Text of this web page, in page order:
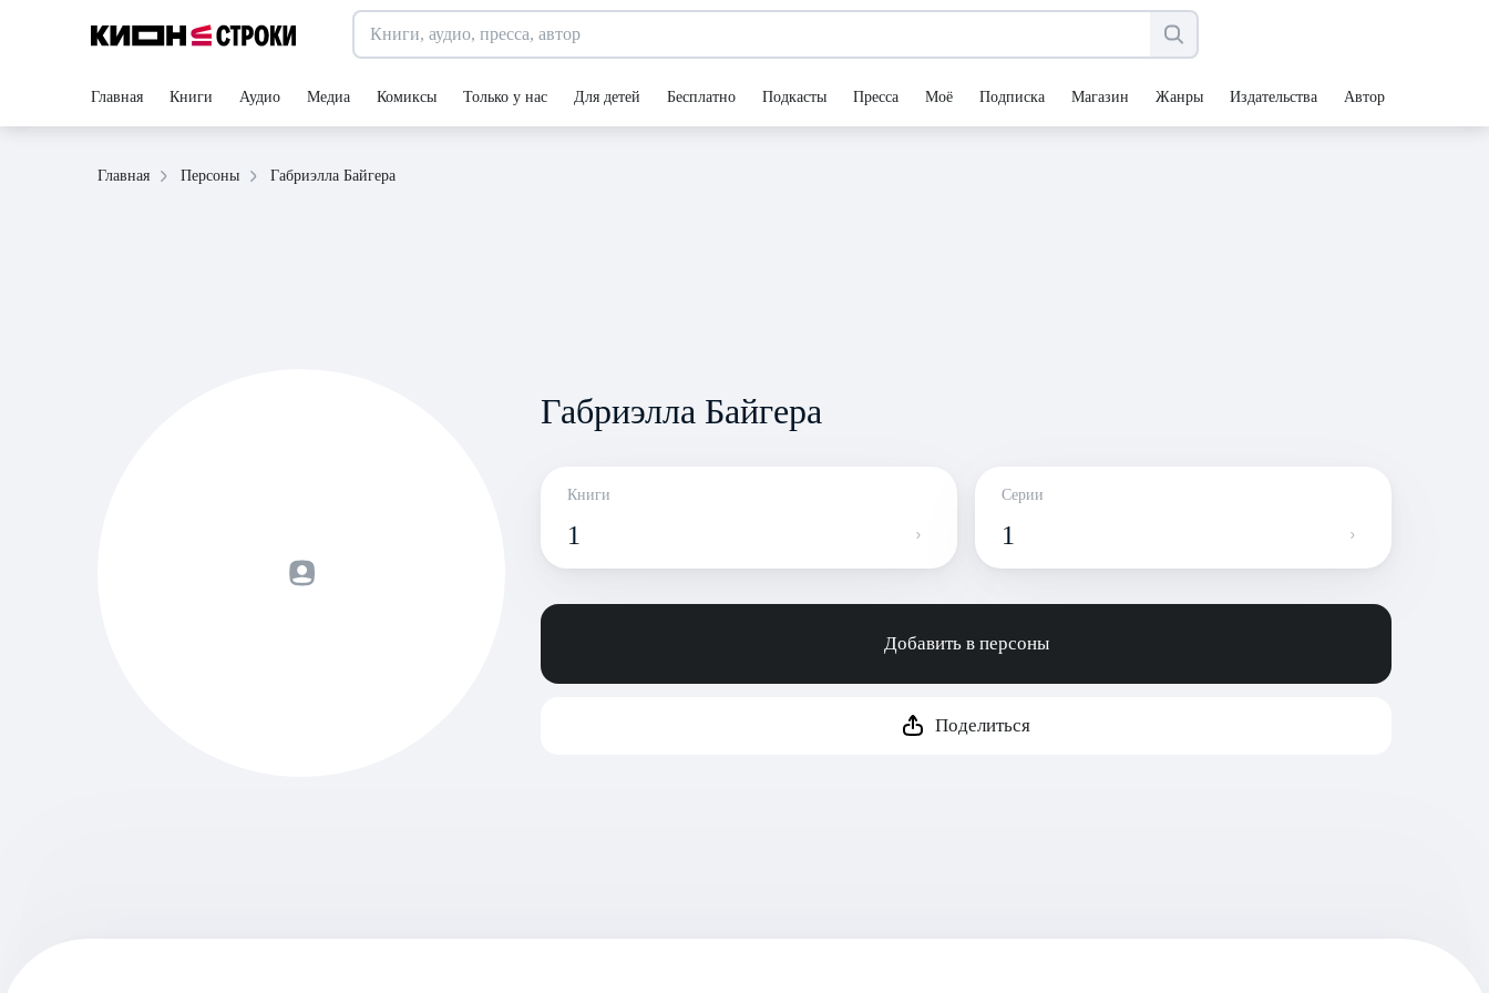
Главная Книги Аудио Медиа Комиксы Только у нас Для детей Бесплатно Подкасты Пресса Моё Подписка Магазин Жанры Издательства Авторы
Главная Персоны Габриэлла Байгера
Габриэлла Байгера
Книги
1
Серии
1
Добавить в персоны
Поделиться